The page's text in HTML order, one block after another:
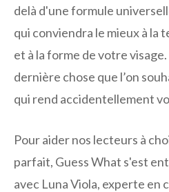
delà d'une formule
qui conviendra le mieux à la
et à la forme de votre
dernière chose que l’on
qui rend accidentellement
Pour aider nos lecteurs à
parfait, Guess What s'est
avec Luna Viola, experte en